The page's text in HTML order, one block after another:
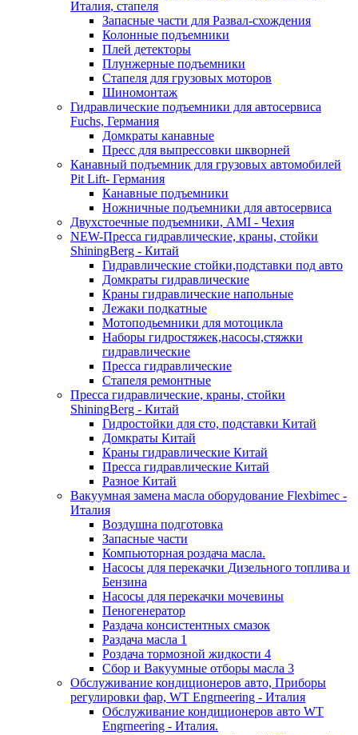
Италия, стапеля
Запасные части для Развал-схождения
Колонные подъемники
Плей детекторы
Плунжерные подъемники
Стапеля для грузовых моторов
Шиномонтаж
Гидравлические подъемники для автосервиса
Fuchs, Германия
Домкраты канавные
Пресс для выпрессовки шкворней
Канавный подъемник для грузовых автомобилей
Pit Lift- Германия
Канавные подъемники
Ножничные подъемники для автосервиса
Двухстоечные подъемники, АМІ - Чехия
NEW-Пресса гидравлические, краны, стойки
ShiningBerg - Китай
Гидравлические стойки,подставки под авто
Домкраты гидравлические
Краны гидравлические напольные
Лежаки подкатные
Мотоподьемники для мотоцикла
Наборы гидростяжек,насосы,стяжки
гидравлические
Пресса гидравлические
Стапеля ремонтные
Пресса гидравлические, краны, стойки
ShiningBerg - Китай
Гидростойки для сто, подставки Китай
Домкраты Китай
Краны гидравлические Китай
Пресса гидравлические Китай
Разное Китай
Вакуумная замена масла оборудование Flexbimeс -
Италия
Воздушна подготовка
Запасные части
Компьюторная роздача масла.
Насосы для перекачки Дизельного топлива и
Бензина
Насосы для перекачки мочевины
Пеногенератор
Раздача консистентных смазок
Раздача масла 1
Роздача тормозной жидкости 4
Сбор и Вакуумные отборы масла 3
Обслуживание кондиционеров авто, Приборы
регулировки фар, WT Engrneering - Италия
Обслуживание кондиционеров авто WT
Engrneering - Италия.